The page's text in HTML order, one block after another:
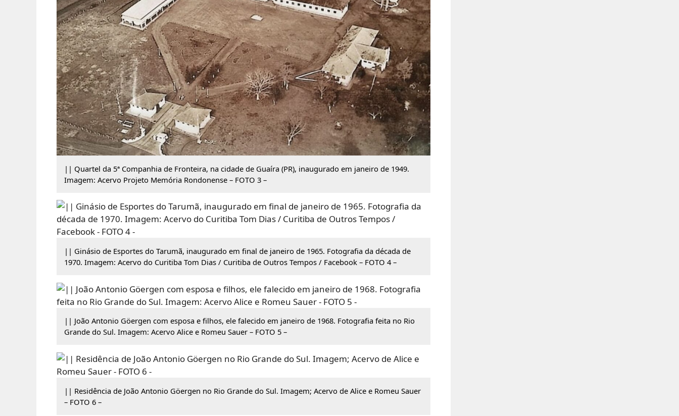
|| Quartel da 5ª Companhia de Fronteira, na cidade de Guaíra (PR), inaugurado em janeiro de 1949.
Imagem: Acervo Projeto Memória Rondonense – FOTO 3 –
|| Ginásio de Esportes do Tarumã, inaugurado em final de janeiro de 1965. Fotografia da década de
1970. Imagem: Acervo do Curitiba Tom Dias / Curitiba de Outros Tempos / Facebook – FOTO 4 –
|| João Antonio Göergen com esposa e filhos, ele falecido em janeiro de 1968. Fotografia feita no Rio
Grande do Sul. Imagem: Acervo Alice e Romeu Sauer – FOTO 5 –
|| Residência de João Antonio Göergen no Rio Grande do Sul. Imagem; Acervo de Alice e Romeu Sauer
– FOTO 6 –